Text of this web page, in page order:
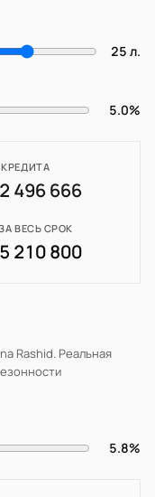
25 л.
5.0%
496 666
ВЕСЬ СРОК
210 800
Rashid. Реальная
5.8%